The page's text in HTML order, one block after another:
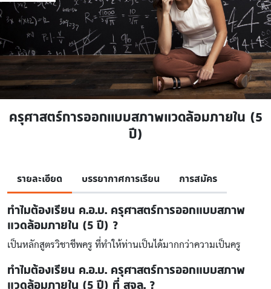
ครุศาสตร์การออกแบบสภาพแวดล้อมภายใน (5
ปี)
รายละเอียด บรรยากาศการเรียน การสมัคร
ทำไมต้องเรียน ค.อ.บ. ครุศาสตร์การออกแบบสภาพ
แวดล้อมภายใน (5 ปี) ?
เป็นหลักสูตรวิชาชีพครู ที่ทำให้ท่านเป็นได้มากกว่าความเป็นครู
ทำไมต้องเรียน ค.อ.บ. ครุศาสตร์การออกแบบสภาพ
แวดล้อมภายใน (5 ปี) ที่ สจล. ?